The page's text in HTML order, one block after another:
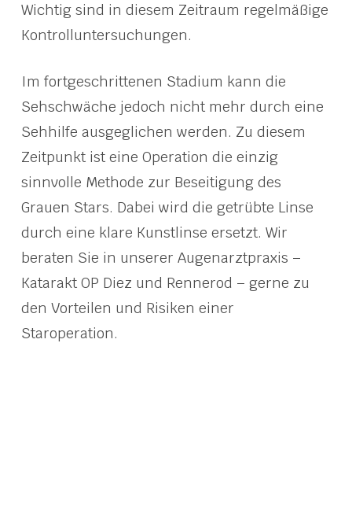
Wichtig sind in diesem Zeitraum regelmäßige
Kontrolluntersuchungen.
Im fortgeschrittenen Stadium kann die
Sehschwäche jedoch nicht mehr durch eine
Sehhilfe ausgeglichen werden. Zu diesem
Zeitpunkt ist eine Operation die einzig
sinnvolle Methode zur Beseitigung des
Grauen Stars. Dabei wird die getrübte Linse
durch eine klare Kunstlinse ersetzt. Wir
beraten Sie in unserer Augenarztpraxis –
Katarakt OP Diez und Rennerod – gerne zu
den Vorteilen und Risiken einer
Staroperation.